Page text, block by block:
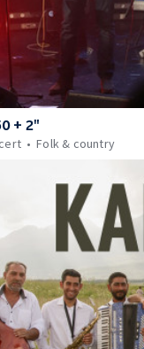
+ 2"
Folk & country